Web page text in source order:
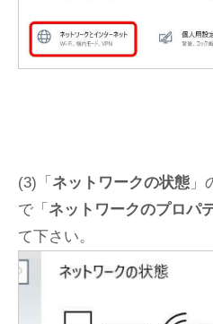
(3)「 ネットワークの状態 」
で「 ネットワークのプロパ
て下さい。